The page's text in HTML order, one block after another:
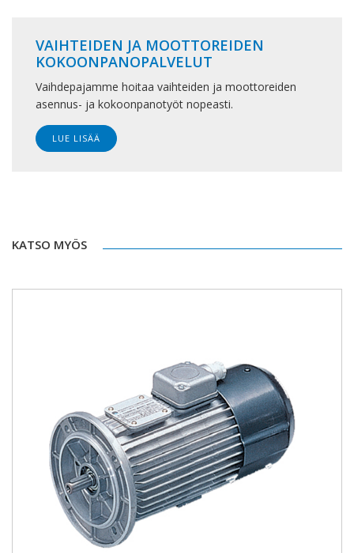
VAIHTEIDEN JA MOOTTOREIDEN
KOKOONPANOPALVELUT
Vaihdepajamme hoitaa vaihteiden ja moottoreiden
asennus- ja kokoonpanotyöt nopeasti.
LUE LISÄÄ
KATSO MYÖS